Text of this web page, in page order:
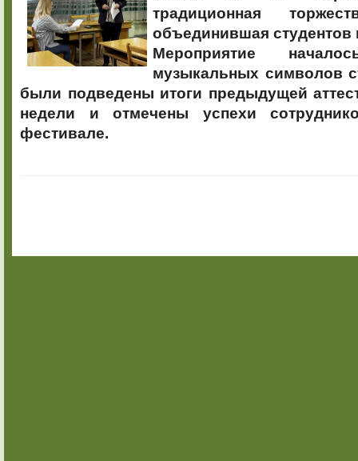
традиционная
объединившая студентов
Мероприятие
музыкальных символов
были подведены итоги предыдущей
недели и отмечены успехи
фестивале.